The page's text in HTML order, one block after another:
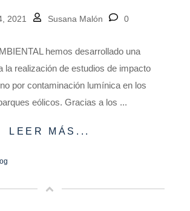
2021 Susana Malón 0
hemos desarrollado una
la realización de estudios de impacto
por contaminación lumínica en los
eólicos. Gracias a los ...
LEER MÁS...